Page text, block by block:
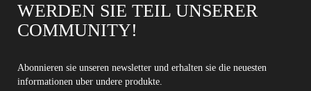
WERDEN SIE TEIL UNSERER
COMMUNITY!
Abonnieren sie unseren newsletter und erhalten sie die neuesten
informationen uber undere produkte.